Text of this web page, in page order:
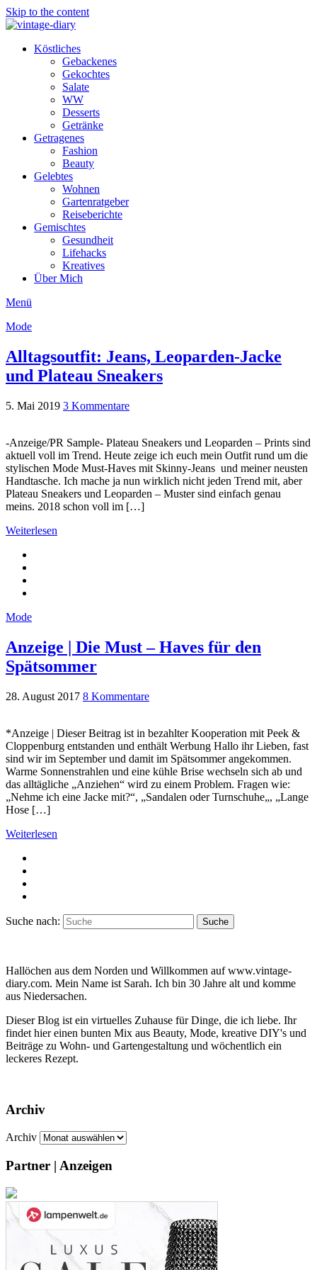
Skip to the content
Köstliches
Gebackenes
Gekochtes
Salate
WW
Desserts
Getränke
Getragenes
Fashion
Beauty
Gelebtes
Wohnen
Gartenratgeber
Reiseberichte
Gemischtes
Gesundheit
Lifehacks
Kreatives
Über Mich
Menü
Mode
Alltagsoutfit: Jeans, Leoparden-Jacke
und Plateau Sneakers
5. Mai 2019 3 Kommentare
-Anzeige/PR Sample- Plateau Sneakers und Leoparden – Prints sind
aktuell voll im Trend. Heute zeige ich euch mein Outfit rund um die
stylischen Mode Must-Haves mit Skinny-Jeans und meiner neusten
Handtasche. Ich mache ja nun wirklich nicht jeden Trend mit, aber
Plateau Sneakers und Leoparden – Muster sind einfach genau
meins. 2018 schon voll im […]
Weiterlesen
Mode
Anzeige | Die Must – Haves für den
Spätsommer
28. August 2017 8 Kommentare
*Anzeige | Dieser Beitrag ist in bezahlter Kooperation mit Peek &
Cloppenburg entstanden und enthält Werbung Hallo ihr Lieben, fast
sind wir im September und damit im Spätsommer angekommen.
Warme Sonnenstrahlen und eine kühle Brise wechseln sich ab und
das alltägliche „Anziehen“ wird zu einem Problem. Fragen wie:
„Nehme ich eine Jacke mit?“, „Sandalen oder Turnschuhe„, „Lange
Hose […]
Weiterlesen
Suche nach: Suche
Hallöchen aus dem Norden und Willkommen auf www.vintage-
diary.com. Mein Name ist Sarah. Ich bin 30 Jahre alt und komme
aus Niedersachen.
Dieser Blog ist ein virtuelles Zuhause für Dinge, die ich liebe. Ihr
findet hier einen bunten Mix aus Beauty, Mode, kreative DIY's und
Beiträge zu Wohn- und Gartengestaltung und wöchentlich ein
leckeres Rezept.
Archiv
Archiv
Partner | Anzeigen